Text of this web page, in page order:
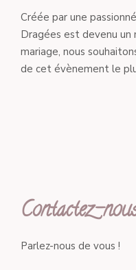
Créée par une
Dragées est devenu un
mariage, nous
de cet évènement le
Contactez-
Parlez-nous de vous !